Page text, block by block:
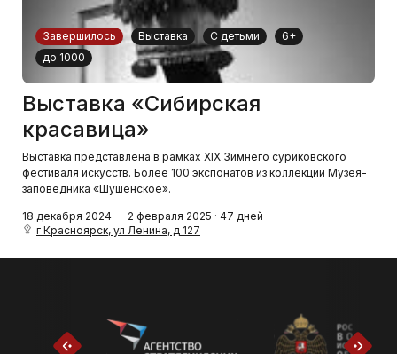
Завершилось Выставка С детьми
6+
до 1000
Выставка «Сибирская
красавица»
Выставка представлена в рамках XIX Зимнего суриковского
фестиваля искусств. Более 100 экспонатов из коллекции Музея-
заповедника «Шушенское».
18 декабря 2024 — 2 февраля 2025 · 47 дней
г Красноярск, ул Ленина, д 127